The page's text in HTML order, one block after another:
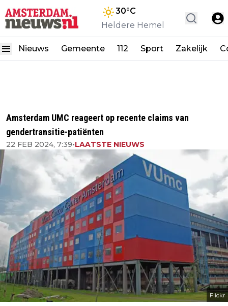
30°C
Heldere Hemel
Nieuws Gemeente 112 Sport Zakelijk
Amsterdam UMC reageert op recente claims van
gendertransitie-patiënten
22 FEB 2024, 7:39•LAATSTE NIEUWS
Flickr